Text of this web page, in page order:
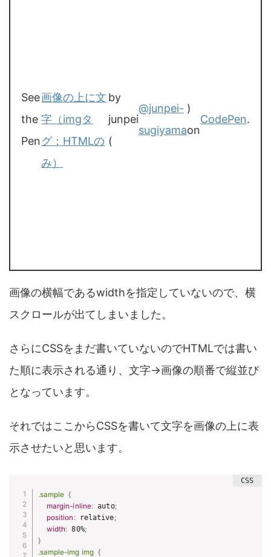
See
the
Pen
画像の上に文
字（imgタ
グ：HTMLの
み）
by
junpei
(
@junpei-
sugiyama
)
on
CodePen.
画像の横幅であるwidthを指定していないので、横
スクロールが出てしまいました。
さらにCSSをまだ書いていないのでHTMLでは書い
た順に表示される通り、文字→画像の順番で縦並び
となっています。
それではここからCSSを書いて文字を画像の上に表
示させたいと思います。
.sample {
margin-inline: auto;
position : relative;
width: 80%;
}
.sample-img img {